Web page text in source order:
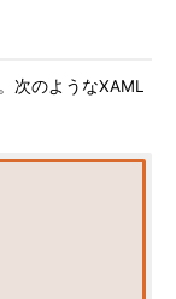
次のようなXAML